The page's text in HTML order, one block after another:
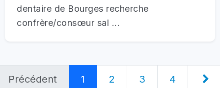
dentaire de Bourges recherche
confrère/consœur sal ...
Précédent 1 2 3 4